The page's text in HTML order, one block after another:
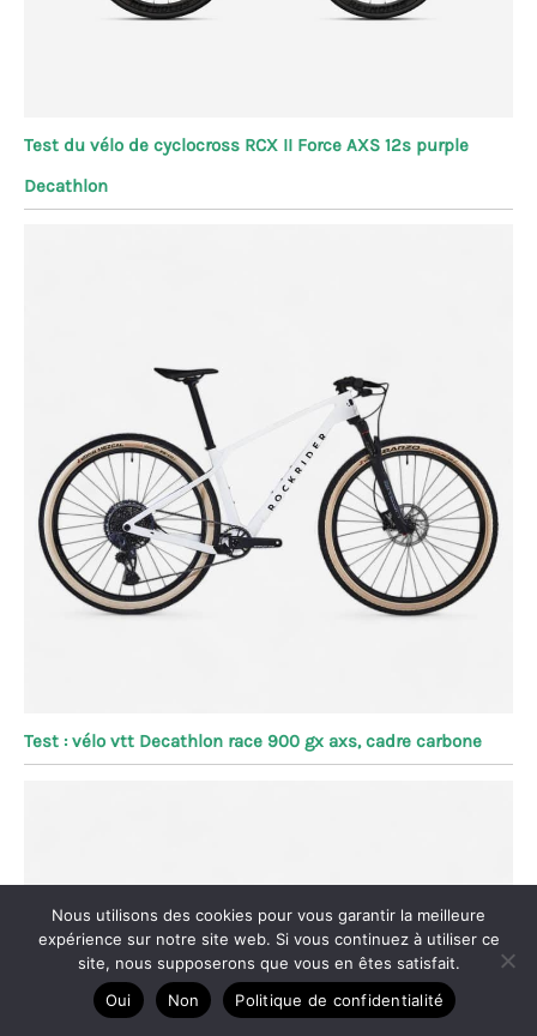
Test du vélo de cyclocross RCX II Force AXS 12s purple
Decathlon
Test : vélo vtt Decathlon race 900 gx axs, cadre carbone
Nous utilisons des cookies pour vous garantir la meilleure
expérience sur notre site web. Si vous continuez à utiliser ce
site, nous supposerons que vous en êtes satisfait.
Oui
Non Politique de confidentialité